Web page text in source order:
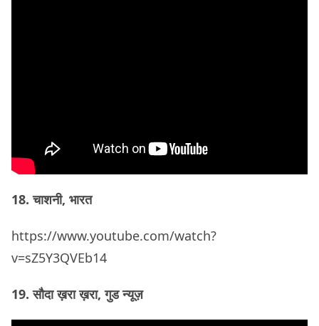
18. चाशनी, भारत
https://www.youtube.com/watch?
v=sZ5Y3QVEb14
19. सौदा ख़रा ख़रा, गुड न्यूज़